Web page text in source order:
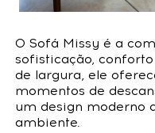
O Sofá Missy é a
sofisticação,
de largura, ele
momentos de
um design moderno
ambiente.